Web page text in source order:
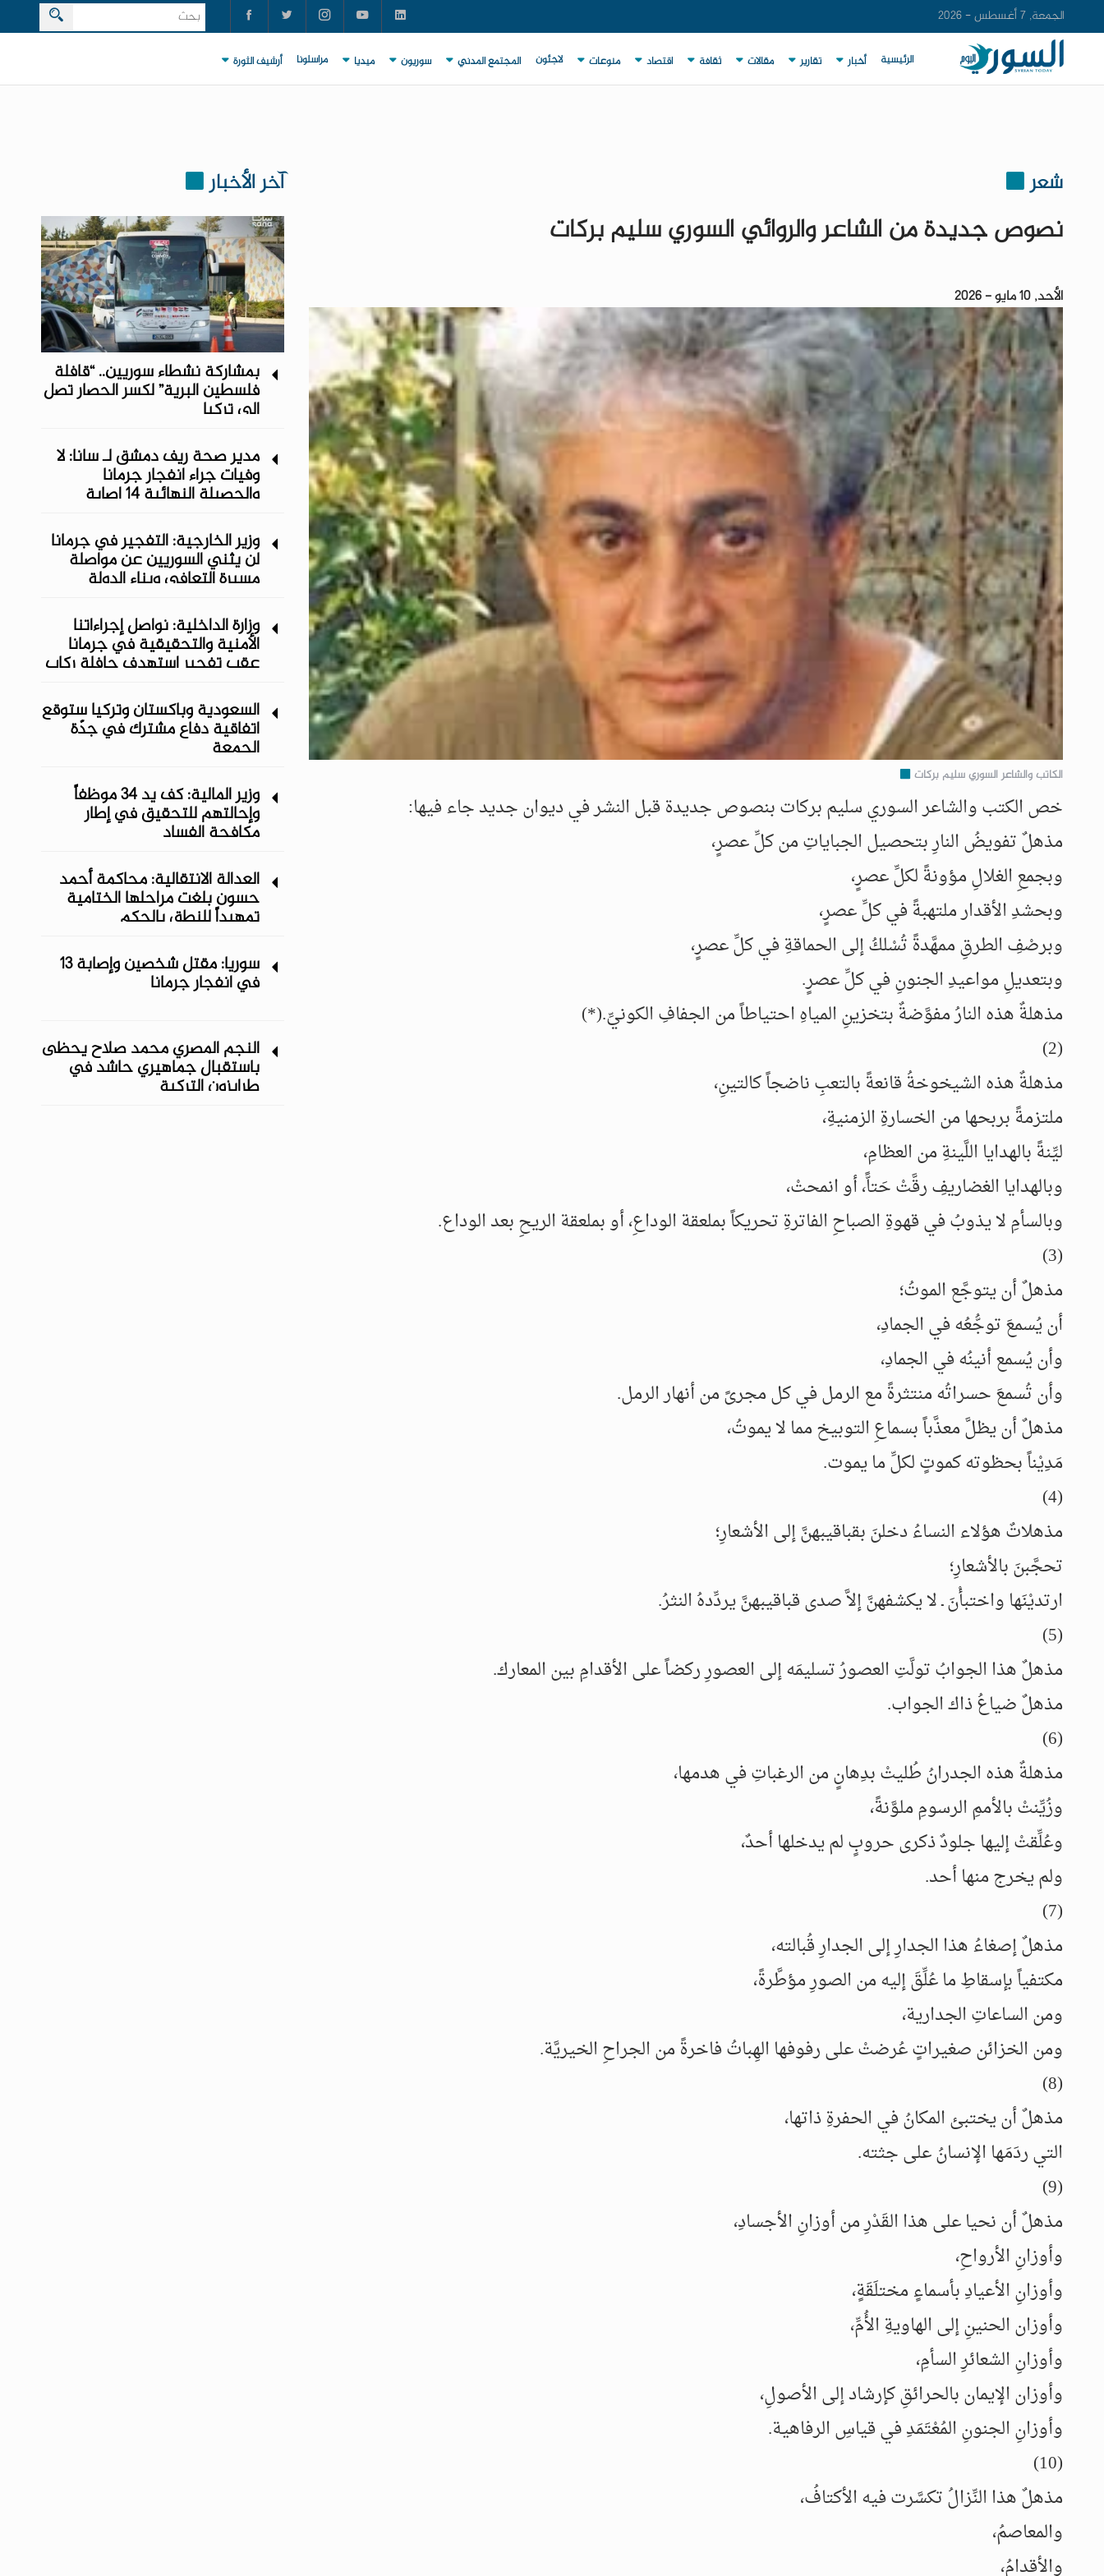
الجمعة, 7 أغسطس - 2026
الرئيسية أخبار تقارير مقالات ثقافة اقتصاد منوعات لاجئون المجتمع المدني سوريون ميديا مراسلونا أرشيف الثورة
شعر
نصوص جديدة من الشاعر والروائي السوري سليم بركات
الأحد, 10 مايو - 2026
الكاتب والشاعر السوري سليم بركات
خص الكتب والشاعر السوري سليم بركات بنصوص جديدة قبل النشر في ديوان جديد جاء فيها:
مذهلٌ تفويضُ النارِ بتحصيل الجباياتِ من كلِّ عصرٍ،
وبجمعِ الغلالِ مؤونةً لكلِّ عصرٍ،
وبحشدِ الأقدار ملتهبةً في كلِّ عصرٍ،
وبرصْفِ الطرقِ ممهَّدةً تُسْلكُ إلى الحماقةِ في كلِّ عصرٍ،
وبتعديلِ مواعيدِ الجنونِ في كلِّ عصرٍ.
مذهلةٌ هذه النارُ مفوَّضةٌ بتخزينِ المياهِ احتياطاً من الجفافِ الكونيِّ.(*)
(2)
مذهلةٌ هذه الشيخوخةُ قانعةً بالتعبِ ناضجاً كالتينِ،
ملتزمةً بربحها من الخسارةِ الزمنيةِ،
ليِّنةً بالهدايا اللَّينةِ من العظامِ،
وبالهدايا الغضاريفِ رقَّتْ حَتاًّ، أو انمحتْ،
وبالسأمِ لا يذوبُ في قهوةِ الصباحِ الفاترةِ تحريكاً بملعقة الوداعِ، أو بملعقة الريحِ بعد الوداع.
(3)
مذهلٌ أن يتوجَّع الموتُ؛
أن يُسمعَ توجُّعُه في الجمادِ،
وأن يُسمع أنينُه في الجمادِ،
وأن تُسمعَ حسراتُه منتثرةً مع الرمل في كل مجرىً من أنهار الرمل.
مذهلٌ أن يظلَّ معذَّباً بسماعِ التوبيخ مما لا يموتُ،
مَدِيْناً بحظوته كموتٍ لكلِّ ما يموت.
(4)
مذهلاتٌ هؤلاء النساءُ دخلنَ بقباقيبهنَّ إلى الأشعارِ؛
تحجَّبنَ بالأشعارِ؛
ارتديْنَها واختبأْنَ ـ لا يكشفهنَّ إلاَّ صدى قباقيبهنَّ يردِّدهُ النثرُ.
(5)
مذهلٌ هذا الجوابُ تولَّتِ العصورُ تسليمَه إلى العصورِ ركضاً على الأقدامِ بين المعارك.
مذهلٌ ضياعُ ذاك الجواب.
(6)
مذهلةٌ هذه الجدرانُ طُليتْ بدِهانٍ من الرغباتِ في هدمها،
وزُيِّنتْ بالأممِ الرسومِ ملوَّنةً،
وعُلِّقتْ إليها جلودٌ ذكرى حروبٍ لم يدخلها أحدٌ،
ولم يخرج منها أحد.
(7)
مذهلٌ إصغاءُ هذا الجدارِ إلى الجدارِ قُبالته،
مكتفياً بإسقاطِ ما عُلِّقَ إليه من الصورِ مؤطَّرةً،
ومن الساعاتِ الجدارية،
ومن الخزائن صغيراتٍ عُرضتْ على رفوفها الهِباتُ فاخرةً من الجراحِ الخيريَّة.
(8)
مذهلٌ أن يختبئ المكانُ في الحفرةِ ذاتها،
التي ردَمَها الإنسانُ على جثته.
(9)
مذهلٌ أن نحيا على هذا القَدْرِ من أوزانِ الأجسادِ،
وأوزانِ الأرواحِ،
وأوزانِ الأعيادِ بأسماءٍ مختلَقَةٍ،
وأوزان الحنينِ إلى الهاويةِ الأُمِّ،
وأوزانِ الشعائرِ السأمِ،
وأوزان الإيمان بالحرائقِ كإرشاد إلى الأصولِ،
وأوزانِ الجنونِ المُعْتَمَدِ في قياسِ الرفاهية.
(10)
مذهلٌ هذا النِّزالُ تكسَّرت فيه الأكتافُ،
والمعاصمُ،
والأقدامُ،
آخر الأخبار
بمشاركة نشطاء سوريين.. “قافلة
فلسطين البرية” لكسر الحصار تصل
إلى تركيا
مدير صحة ريف دمشق لـ سانا: لا
وفيات جراء انفجار جرمانا
والحصيلة النهائية 14 إصابة
وزير الخارجية: التفجير في جرمانا
لن يثني السوريين عن مواصلة
مسيرة التعافي وبناء الدولة
وزارة الداخلية: نواصل إجراءاتنا
الأمنية والتحقيقية في جرمانا
عقب تفجير استهدف حافلة ركاب
السعودية وباكستان وتركيا ستوقع
اتفاقية دفاع مشترك في جدّة
الجمعة
وزير المالية: كف يد 34 موظفاً
وإحالتهم للتحقيق في إطار
مكافحة الفساد
العدالة الانتقالية: محاكمة أحمد
حسون بلغت مراحلها الختامية
تمهيداً للنطق بالحكم
سوريا: مقتل شخصين وإصابة 13
في انفجار جرمانا
النجم المصري محمد صلاح يحظى
باستقبال جماهيري حاشد في
طرابزون التركية